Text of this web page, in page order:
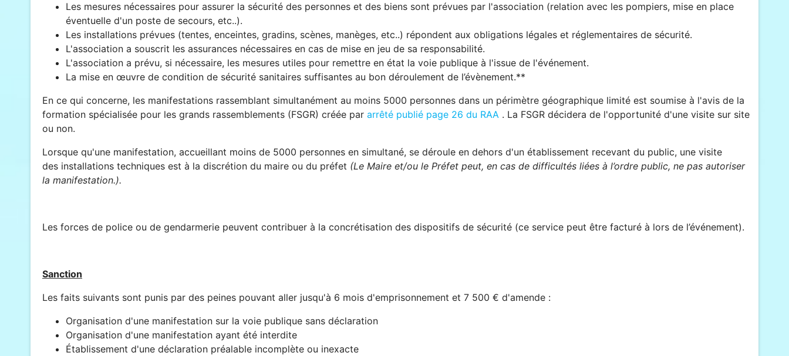
Les mesures nécessaires pour assurer la sécurité des personnes et des biens sont prévues par l'association (relation avec les pompiers, mise en place
éventuelle d'un poste de secours, etc..).
Les installations prévues (tentes, enceintes, gradins, scènes, manèges, etc..) répondent aux obligations légales et réglementaires de sécurité.
L'association a souscrit les assurances nécessaires en cas de mise en jeu de sa responsabilité.
L'association a prévu, si nécessaire, les mesures utiles pour remettre en état la voie publique à l'issue de l'événement.
La mise en œuvre de condition de sécurité sanitaires suffisantes au bon déroulement de l’évènement.**
En ce qui concerne, les manifestations rassemblant simultanément au moins 5000 personnes dans un périmètre géographique limité est soumise à l'avis de la
formation spécialisée pour les grands rassemblements (FSGR) créée par arrêté publié page 26 du RAA . La FSGR décidera de l'opportunité d'une visite sur site
ou non.
Lorsque qu'une manifestation, accueillant moins de 5000 personnes en simultané, se déroule en dehors d'un établissement recevant du public, une visite
des installations techniques est à la discrétion du maire ou du préfet (Le Maire et/ou le Préfet peut, en cas de difficultés liées à l’ordre public, ne pas autoriser
la manifestation.).
Les forces de police ou de gendarmerie peuvent contribuer à la concrétisation des dispositifs de sécurité (ce service peut être facturé à lors de l’événement).
Sanction
Les faits suivants sont punis par des peines pouvant aller jusqu'à 6 mois d'emprisonnement et 7 500 € d'amende :
Organisation d'une manifestation sur la voie publique sans déclaration
Organisation d'une manifestation ayant été interdite
Établissement d'une déclaration préalable incomplète ou inexacte